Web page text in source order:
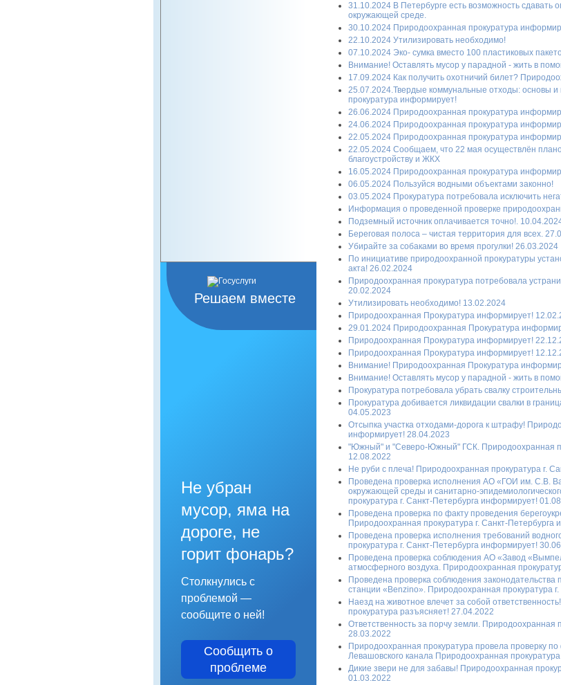
Решаем вместе
Не убран
мусор, яма на
дороге, не
горит фонарь?
Столкнулись с
проблемой —
сообщите о ней!
Сообщить о
проблеме
31.10.2024 В Петербурге есть возможность
окружающей среде.
30.10.2024 Природоохранная прокуратура
22.10.2024 Утилизировать необходимо!
07.10.2024 Эко- сумка вместо 100 пластиковых
Внимание! Оставлять мусор у парадной - жить в
17.09.2024 Как получить охотничий билет?
25.07.2024.Твердые коммунальные отходы: основы
прокуратура информирует!
26.06.2024 Природоохранная прокуратура
24.06.2024 Природоохранная прокуратура
22.05.2024 Природоохранная прокуратура
22.05.2024 Сообщаем, что 22 мая осуществлён
благоустройству и ЖКХ
16.05.2024 Природоохранная прокуратура
06.05.2024 Пользуйся водными объектами законно!
03.05.2024 Прокуратура потребовала исключить
Информация о проведенной проверке
Подземный источник оплачивается точно!.
Береговая полоса – чистая территория для всех.
Убирайте за собаками во время прогулки! 26.03.2024
По инициативе природоохранной прокуратуры
акта! 26.02.2024
Природоохранная прокуратура потребовала
20.02.2024
Утилизировать необходимо! 13.02.2024
Природоохранная Прокуратура информирует!
29.01.2024 Природоохранная Прокуратура
Природоохранная Прокуратура информирует!
Природоохранная Прокуратура информирует!
Внимание! Природоохранная Прокуратура
Внимание! Оставлять мусор у парадной - жить в
Прокуратура потребовала убрать свалку
Прокуратура добивается ликвидации свалки в
04.05.2023
Отсыпка участка отходами-дорога к штрафу!
информирует! 28.04.2023
"Южный" и "Северо-Южный" ГСК. Природоохранная
12.08.2022
Не руби с плеча! Природоохранная прокуратура г.
Проведена проверка исполнения АО «ГОИ им. С.В.
окружающей среды и санитарно-
прокуратура г. Санкт-Петербурга информирует!
Проведена проверка по факту проведения
Природоохранная прокуратура г. Санкт-Петербурга
Проведена проверка исполнения требований
прокуратура г. Санкт-Петербурга информирует!
Проведена проверка соблюдения АО «Завод
атмосферного воздуха. Природоохранная
Проведена проверка соблюдения законодательства
станции «Benzino». Природоохранная прокуратура
Наезд на животное влечет за собой
прокуратура разъясняет! 27.04.2022
Ответственность за порчу земли. Природоохранная
28.03.2022
Природоохранная прокуратура провела проверку
Левашовского канала Природоохранная
Дикие звери не для забавы! Природоохранная
01.03.2022